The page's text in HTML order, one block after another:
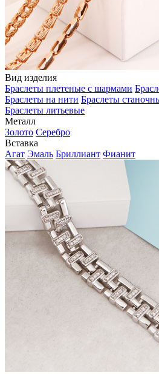
Вид изделия
Браслеты плетеные с шармами
Браслеты на нити Браслеты
Браслеты литьевые
Металл
Золото Серебро
Вставка
Агат Эмаль Бриллиант Фианит